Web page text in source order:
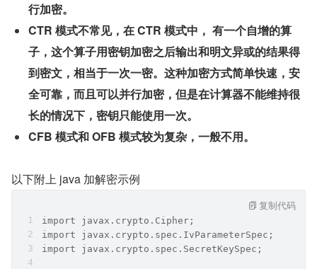
行加密。
CTR 模式不常见，在 CTR 模式中， 有一个自增的算
子，这个算子用密钥加密之后输出和明文异或的结果得
到密文，相当于一次一密。这种加密方式简单快速，安
全可靠，而且可以并行加密，但是在计算器不能维持很
长的情况下，密钥只能使用一次。
CFB 模式和 OFB 模式较为复杂，一般不用。
以下附上 java 加解密示例
import javax.crypto.Cipher;
import javax.crypto.spec.IvParameterSpec;
import javax.crypto.spec.SecretKeySpec;
复制代码